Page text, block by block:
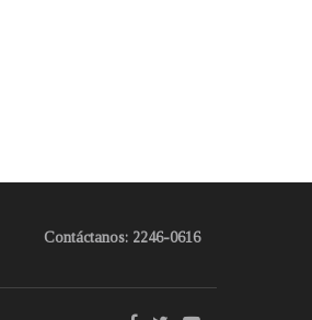
Contáctanos: 2246-0616